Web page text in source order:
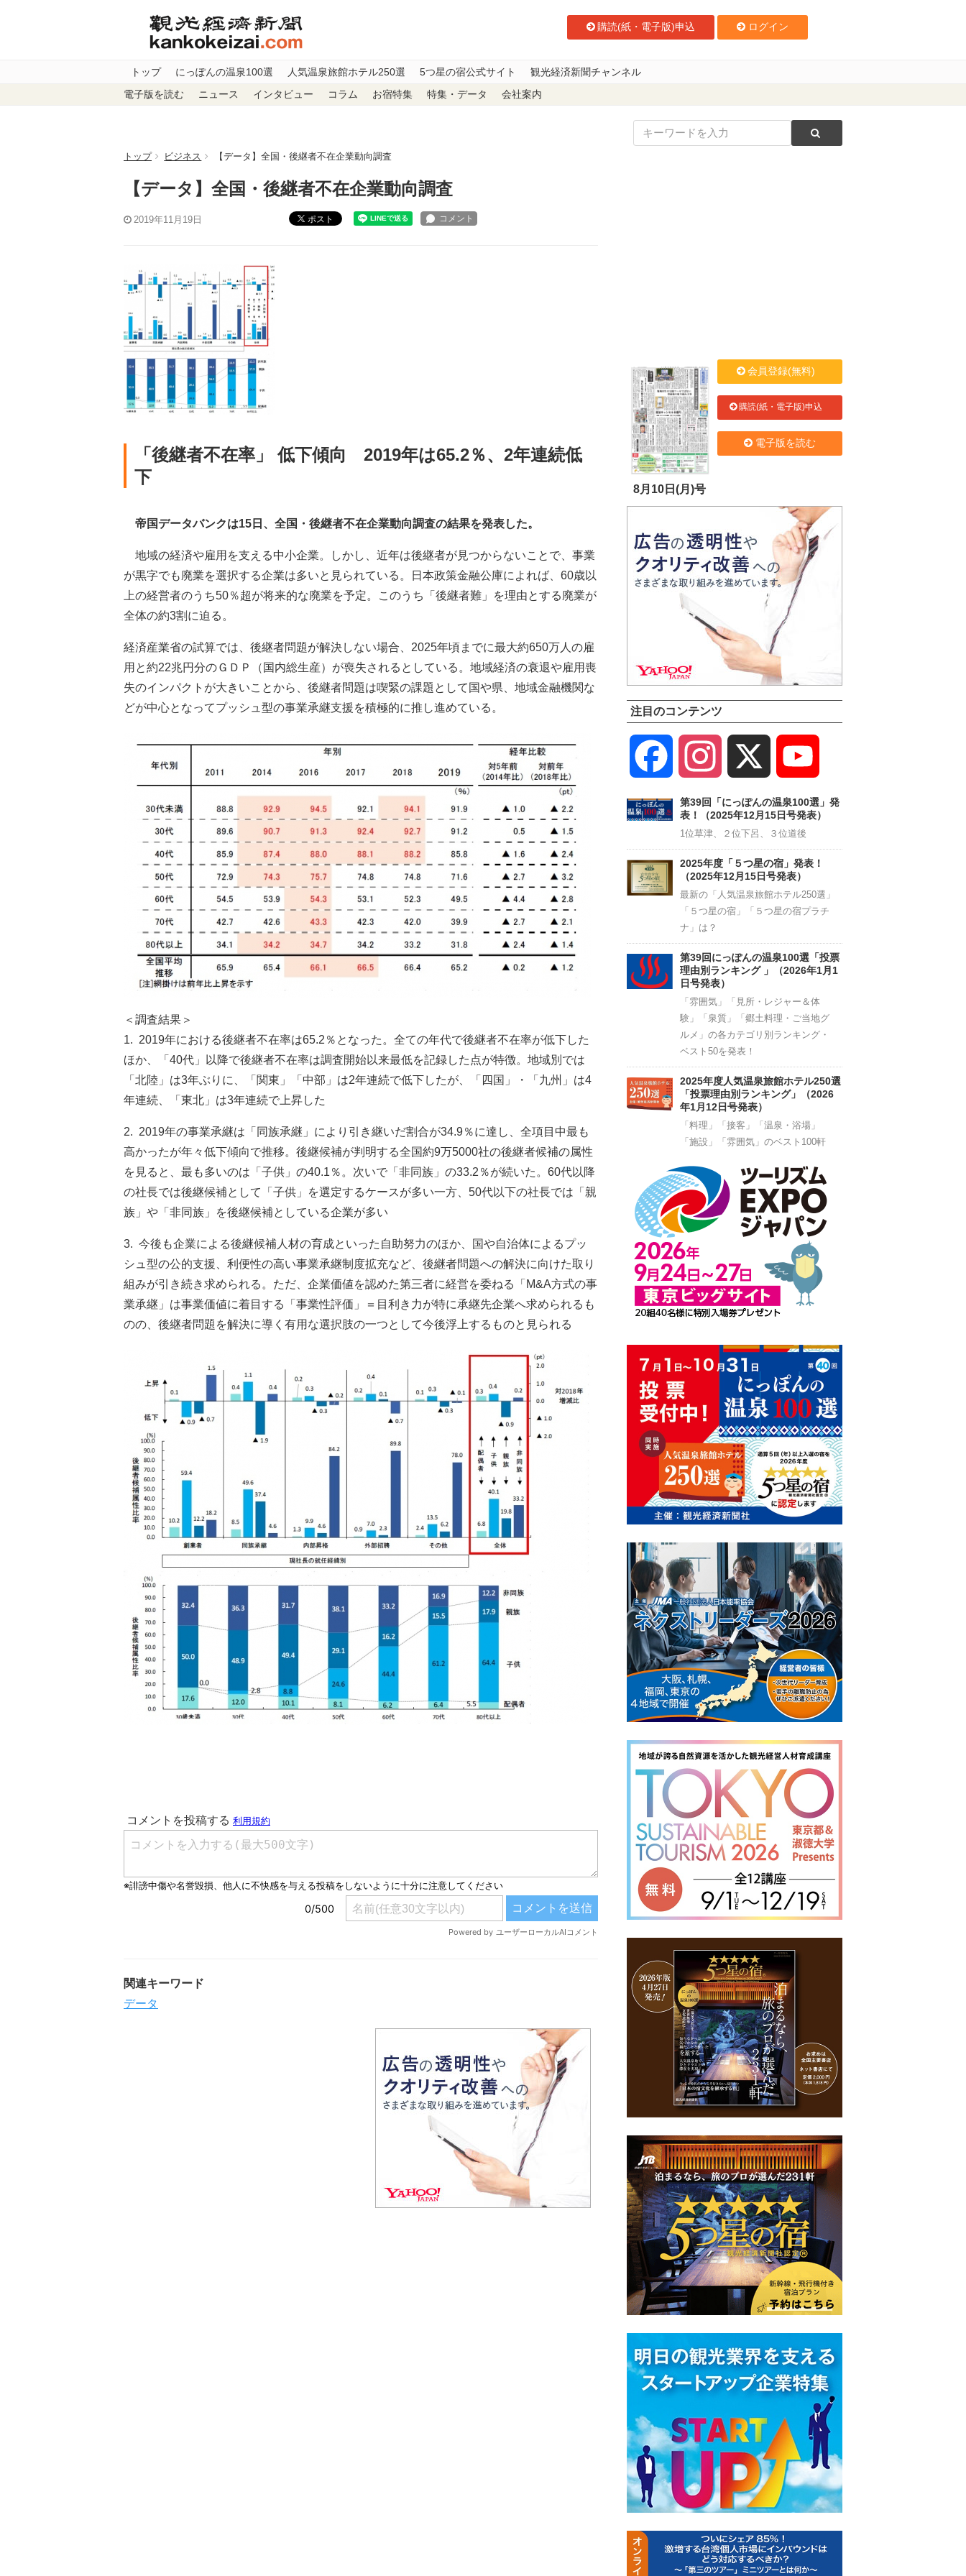
購読(紙・電子版)申込 ログイン
トップ にっぽんの温泉100選 人気温泉旅館ホテル250選 5つ星の宿公式サイト 観光経済新聞チャンネル
電子版を読む ニュース インタビュー コラム お宿特集 特集・データ 会社案内
トップ ビジネス 【データ】全国・後継者不在企業動向調査
【データ】全国・後継者不在企業動向調査
2019年11月19日 ポスト
「後継者不在率」 低下傾向 2019年は65.2％、2年連続低
下
帝国データバンクは15日、全国・後継者不在企業動向調査の結果を発表した。
地域の経済や雇用を支える中小企業。しかし、近年は後継者が見つからないことで、事業
が黒字でも廃業を選択する企業は多いと見られている。日本政策金融公庫によれば、60歳以
上の経営者のうち50％超が将来的な廃業を予定。このうち「後継者難」を理由とする廃業が
全体の約3割に迫る。
経済産業省の試算では、後継者問題が解決しない場合、2025年頃までに最大約650万人の雇
用と約22兆円分のＧＤＰ（国内総生産）が喪失されるとしている。地域経済の衰退や雇用喪
失のインパクトが大きいことから、後継者問題は喫緊の課題として国や県、地域金融機関な
どが中心となってプッシュ型の事業承継支援を積極的に推し進めている。
＜調査結果＞
1. 2019年における後継者不在率は65.2％となった。全ての年代で後継者不在率が低下した
ほか、「40代」以降で後継者不在率は調査開始以来最低を記録した点が特徴。地域別では
「北陸」は3年ぶりに、「関東」「中部」は2年連続で低下したが、「四国」・「九州」は4
年連続、「東北」は3年連続で上昇した
2. 2019年の事業承継は「同族承継」により引き継いだ割合が34.9％に達し、全項目中最も
高かったが年々低下傾向で推移。後継候補が判明する全国約9万5000社の後継者候補の属性
を見ると、最も多いのは「子供」の40.1％。次いで「非同族」の33.2％が続いた。60代以降
の社長では後継候補として「子供」を選定するケースが多い一方、50代以下の社長では「親
族」や「非同族」を後継候補としている企業が多い
3. 今後も企業による後継候補人材の育成といった自助努力のほか、国や自治体によるプッ
シュ型の公的支援、利便性の高い事業承継制度拡充など、後継者問題への解決に向けた取り
組みが引き続き求められる。ただ、企業価値を認めた第三者に経営を委ねる「M&A方式の事
業承継」は事業価値に着目する「事業性評価」＝目利き力が特に承継先企業へ求められるも
のの、後継者問題を解決に導く有用な選択肢の一つとして今後浮上するものと見られる
関連キーワード
データ
8月10日(月)号
会員登録(無料)
購読(紙・電子版)申込
電子版を読む
注目のコンテンツ
Facebook Instagram
Channel
第39回「にっぽんの温泉100選」発
表！（2025年12月15日号発表）
1位草津、２位下呂、３位道後
2025年度「５つ星の宿」発表！
（2025年12月15日号発表）
最新の「人気温泉旅館ホテル250選」
「５つ星の宿」「５つ星の宿プラチ
ナ」は？
第39回にっぽんの温泉100選「投票
理由別ランキング 」（2026年1月1
日号発表）
「雰囲気」「見所・レジャー＆体
験」「泉質」「郷土料理・ご当地グ
ルメ」の各カテゴリ別ランキング・
ベスト50を発表！
2025年度人気温泉旅館ホテル250選
「投票理由別ランキング」（2026
年1月12日号発表）
「料理」「接客」「温泉・浴場」
「施設」「雰囲気」のベスト100軒